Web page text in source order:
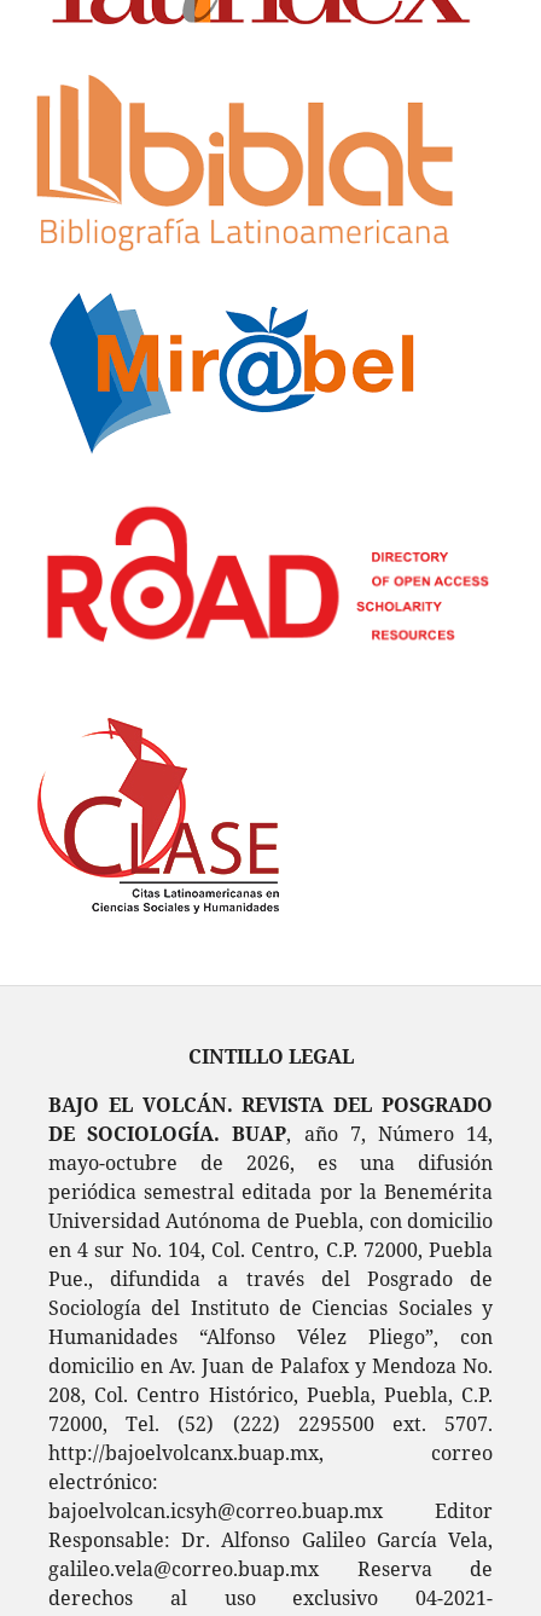
CINTILLO LEGAL
BAJO EL VOLCÁN. REVISTA DEL POSGRADO
DE SOCIOLOGÍA. BUAP, año 7, Número 14,
mayo-octubre de 2026, es una difusión
periódica semestral editada por la Benemérita
Universidad Autónoma de Puebla, con domicilio
en 4 sur No. 104, Col. Centro, C.P. 72000, Puebla
Pue., difundida a través del Posgrado de
Sociología del Instituto de Ciencias Sociales y
Humanidades “Alfonso Vélez Pliego”, con
domicilio en Av. Juan de Palafox y Mendoza No.
208, Col. Centro Histórico, Puebla, Puebla, C.P.
72000, Tel. (52) (222) 2295500 ext. 5707.
http://bajoelvolcanx.buap.mx, correo
electrónico:
bajoelvolcan.icsyh@correo.buap.mx Editor
Responsable: Dr. Alfonso Galileo García Vela,
galileo.vela@correo.buap.mx Reserva de
derechos al uso exclusivo 04-2021-